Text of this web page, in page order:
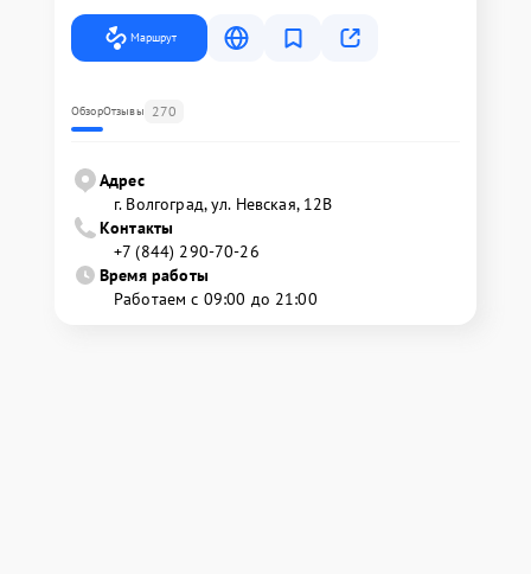
Маршрут
ОбзорОтзывы 270
Адрес
г. Волгоград, ул. Невская, 12В
Контакты
+7 (844) 290-70-26
Время работы
Работаем с 09:00 до 21:00